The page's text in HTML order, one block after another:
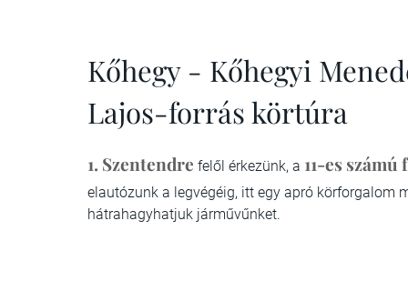
Kőhegy - Kőhegyi
Lajos-forrás körtúra
1.Szentendre felől érkezünk, a 11-es
elautózunk a legvégéig, itt egy apró körforgalom
hátrahagyhatjuk járművűnket.